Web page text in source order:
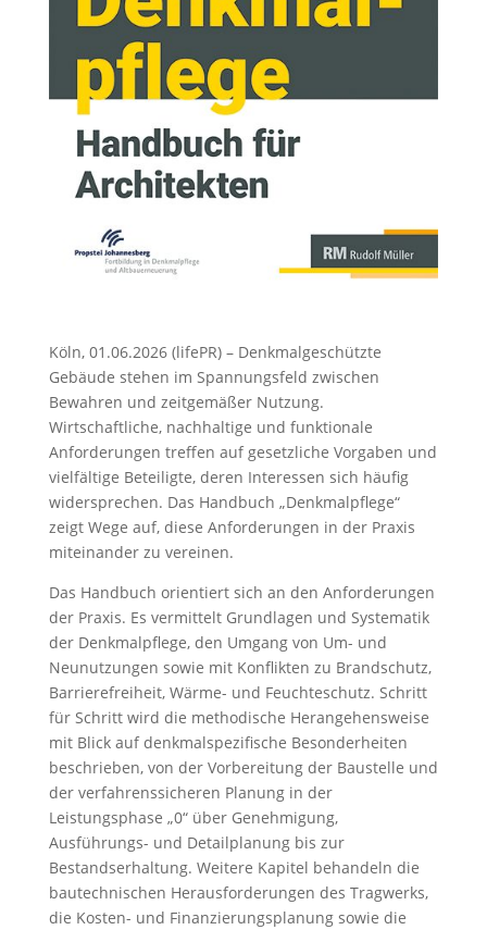
Köln, 01.06.2026 (lifePR) – Denkmalgeschützte
Gebäude stehen im Spannungsfeld zwischen
Bewahren und zeitgemäßer Nutzung.
Wirtschaftliche, nachhaltige und funktionale
Anforderungen treffen auf gesetzliche Vorgaben und
vielfältige Beteiligte, deren Interessen sich häufig
widersprechen. Das Handbuch „Denkmalpflege“
zeigt Wege auf, diese Anforderungen in der Praxis
miteinander zu vereinen.
Das Handbuch orientiert sich an den Anforderungen
der Praxis. Es vermittelt Grundlagen und Systematik
der Denkmalpflege, den Umgang von Um- und
Neunutzungen sowie mit Konflikten zu Brandschutz,
Barrierefreiheit, Wärme- und Feuchteschutz. Schritt
für Schritt wird die methodische Herangehensweise
mit Blick auf denkmalspezifische Besonderheiten
beschrieben, von der Vorbereitung der Baustelle und
der verfahrenssicheren Planung in der
Leistungsphase „0“ über Genehmigung,
Ausführungs- und Detailplanung bis zur
Bestandserhaltung. Weitere Kapitel behandeln die
bautechnischen Herausforderungen des Tragwerks,
die Kosten- und Finanzierungsplanung sowie die